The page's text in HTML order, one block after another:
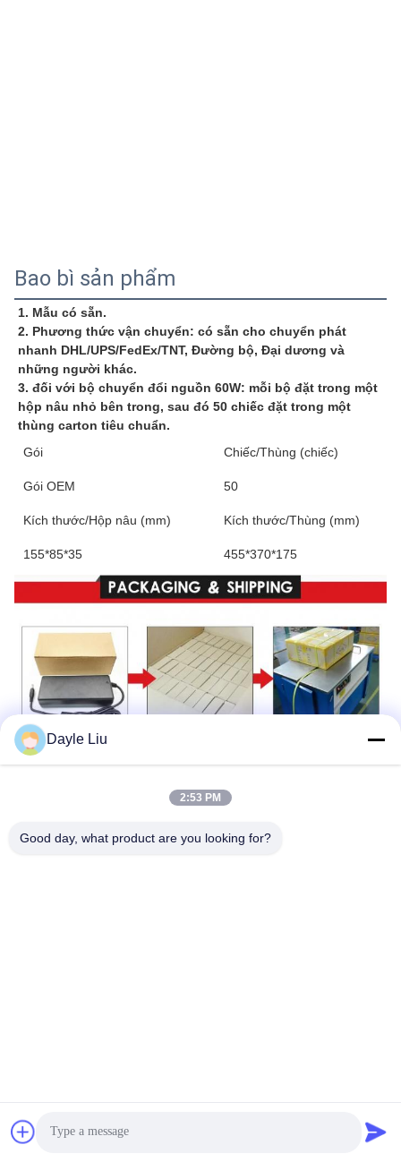
Bao bì sản phẩm
1. Mẫu có sẵn.
2. Phương thức vận chuyển: có sẵn cho chuyển phát
nhanh DHL/UPS/FedEx/TNT, Đường bộ, Đại dương và
những người khác.
3. đối với bộ chuyển đổi nguồn 60W: mỗi bộ đặt trong một
hộp nâu nhỏ bên trong, sau đó 50 chiếc đặt trong một
thùng carton tiêu chuẩn.
Gói
Chiếc/Thùng (chiếc)
Gói OEM 50
Kích thước/Hộp nâu (mm) Kích thước/Thùng (mm)
155*85*35 455*370*175
Dayle Liu
2:53 PM
Good day, what product are you looking for?